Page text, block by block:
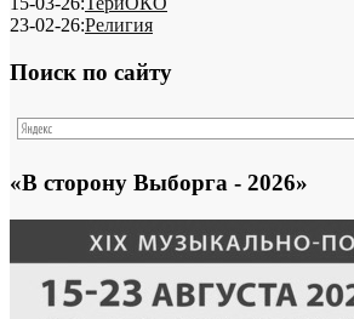
23-02-26:Религия
Поиск по сайту
«В сторону Выборга - 2026»